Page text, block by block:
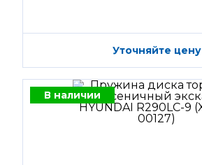
Уточняйте цену
В наличии